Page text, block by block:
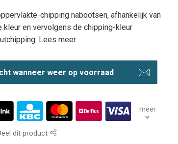
chipping nabootsen, afhankelijk van
kleur en vervolgens de chipping-kleur
Lees meer.
wanneer weer op voorraad
meer
dit product